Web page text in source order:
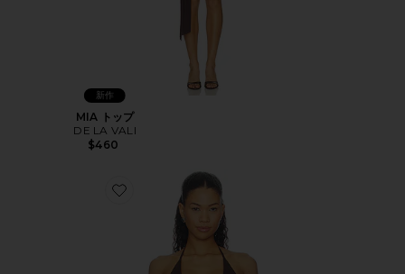
新作
MIA トップ
DE LA VALI
$460
Favorite MARREN ホルタートップ